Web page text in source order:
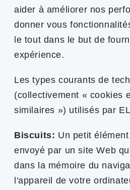
aider à améliorer nos
donner vous
le tout dans le but de
expérience.
Les types courants de
(collectivement « cookies
similaires ») utilisés par
Biscuits: Un petit
envoyé par un site Web
dans la mémoire du
l'appareil de votre